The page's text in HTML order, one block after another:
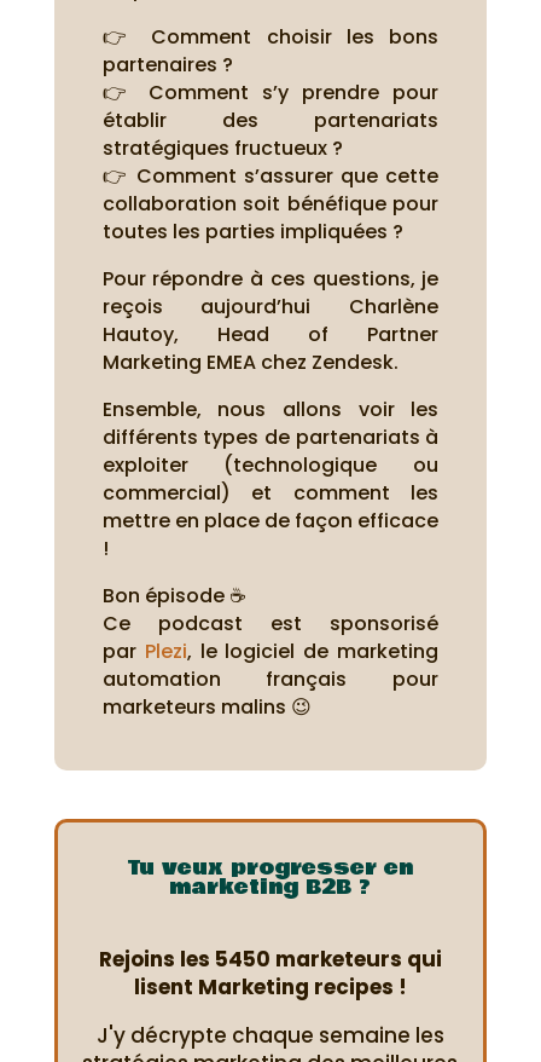
👉 Comment choisir les bons
partenaires ?
👉 Comment s’y prendre pour
établir des partenariats
stratégiques fructueux ?
👉 Comment s’assurer que cette
collaboration soit bénéfique pour
toutes les parties impliquées ?
Pour répondre à ces questions, je
reçois aujourd’hui Charlène
Hautoy, Head of Partner
Marketing EMEA chez Zendesk.
Ensemble, nous allons voir les
différents types de partenariats à
exploiter (technologique ou
commercial) et comment les
mettre en place de façon efficace
!
Bon épisode ☕
Ce podcast est sponsorisé
par Plezi, le logiciel de marketing
automation français pour
marketeurs malins 😉
Tu veux progresser en
marketing B2B ?
Rejoins les 5450 marketeurs qui
lisent Marketing recipes !
J'y décrypte chaque semaine les